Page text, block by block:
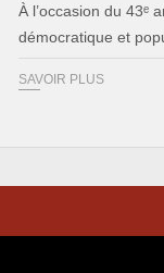
À l’occasion du 43ᵉ
démocratique et
SAVOIR PLUS